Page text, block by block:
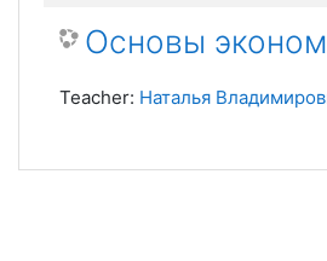
Основы
Teacher: Наталья